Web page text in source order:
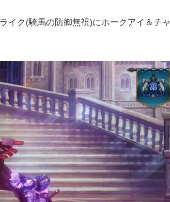
イク(騎馬の防御無視)にホークアイ＆チャ